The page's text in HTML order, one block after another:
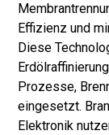
Effizienz und
Diese
Prozesse,
eingesetzt.
Elektronik